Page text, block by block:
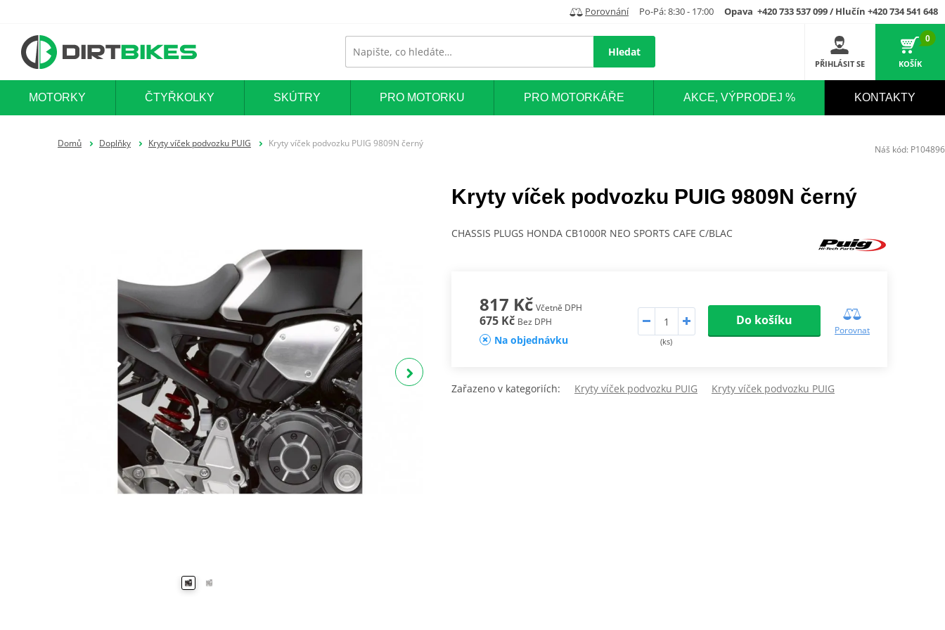
Porovnání Po-Pá: 8:30 - 17:00 Opava +420 733 537 099 / Hlučín +420 734 541 648
Hledat
PŘIHLÁSIT SE
0
KOŠÍK
MOTORKY ČTYŘKOLKY SKÚTRY PRO MOTORKU PRO MOTORKÁŘE AKCE, VÝPRODEJ % KONTAKTY
Domů Doplňky Kryty víček podvozku PUIG Kryty víček podvozku PUIG 9809N černý
Kryty víček podvozku PUIG 9809N černý
CHASSIS PLUGS HONDA CB1000R NEO SPORTS CAFE C/BLAC
817 Kč Včetně DPH
675 Kč Bez DPH
Na objednávku (ks)
Do košíku
Porovnat
Zařazeno v kategoriích: Kryty víček podvozku PUIG Kryty víček podvozku PUIG
Náš kód: P104896